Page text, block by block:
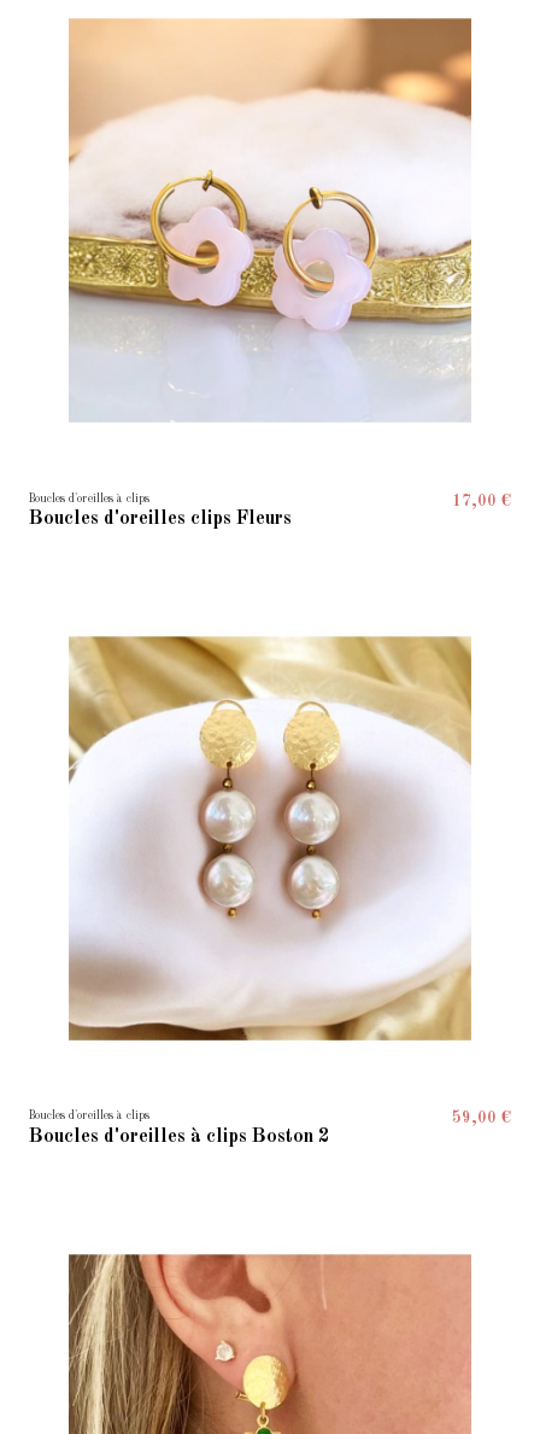
Boucles d'oreilles à clips
Boucles d'oreilles clips Fleurs
17,00 €
Boucles d'oreilles à clips
Boucles d'oreilles à clips Boston 2
59,00 €